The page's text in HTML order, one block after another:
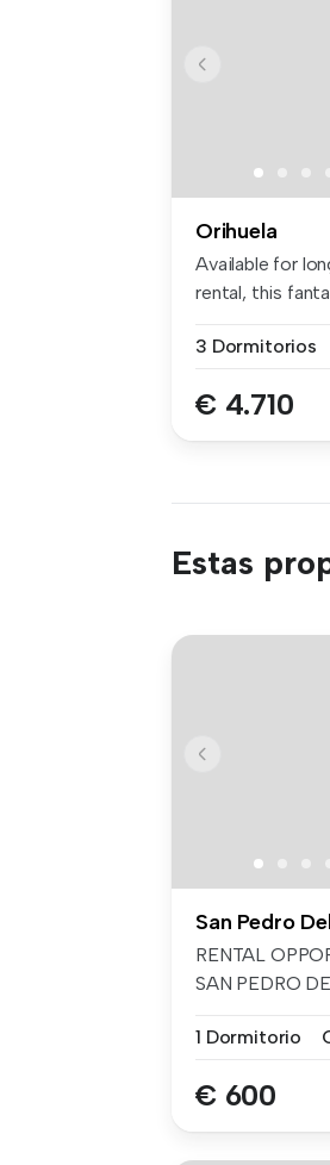
Orihuela
Available for
rental, this
3 Dormitorios
€ 4.710
Estas
San Pedro
RENTAL
SAN PEDRO
1 Dormitorio
€ 600